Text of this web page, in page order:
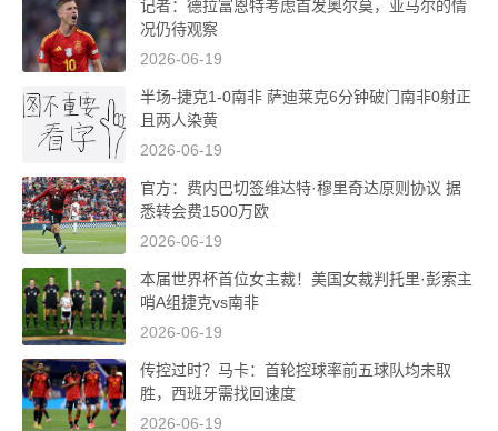
记者：德拉富恩特考虑首发奥尔莫，亚马尔的情
况仍待观察
2026-06-19
半场-捷克1-0南非 萨迪莱克6分钟破门南非0射正
且两人染黄
2026-06-19
官方：费内巴切签维达特·穆里奇达原则协议 据
悉转会费1500万欧
2026-06-19
本届世界杯首位女主裁！美国女裁判托里·彭索主
哨A组捷克vs南非
2026-06-19
传控过时？马卡：首轮控球率前五球队均未取
胜，西班牙需找回速度
2026-06-19